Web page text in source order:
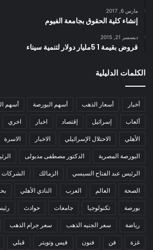
مارس 6, 2017
إنشاء كلية الحقوق بجامعة الفيوم
ديسمبر 21, 2015
قروض بقيمة 1 5مليار دولار لتنمية سيناء
الكلمات الدليلية
أخبار أسعار الذهب أسهم البورصة أسهم
ألعاب إسرائيل إقتصاد اخبار اخري
الأهلي الاحتلال الإسرائيلي الاخبار الاسرة
البورصة المصرية الدكتور مصطفى مدبولى
الرئيس عبد الفتاح السيسي الزمالك الشركات
الصحة العالم العرب النادي الأهلي
بورصة تكنولوجيا جامعات حوادث
رياضة سعر الجنيه الذهب سعر جرام الذهب
غزة فن فنون فيس وتويتر قبلي